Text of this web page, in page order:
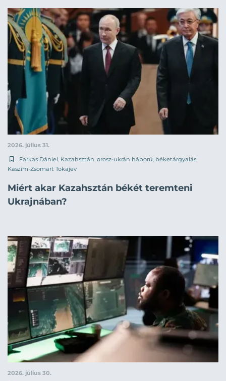
2026. július 31.
Farkas Dániel, Kazahsztán, orosz-ukrán háború, béketárgyalás,
Kaszim-Zsomart Tokajev
Miért akar Kazahsztán békét teremteni
Ukrajnában?
2026. július 30.